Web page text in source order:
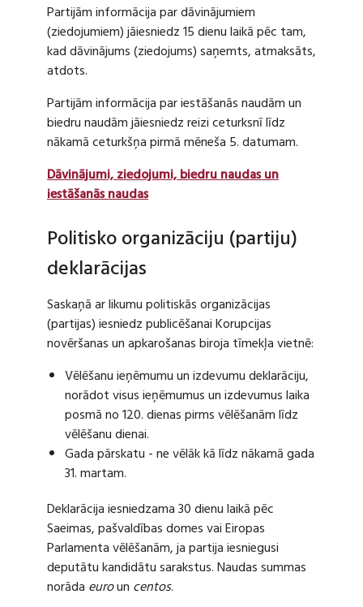
Partijām informācija par dāvinājumiem
(ziedojumiem) jāiesniedz 15 dienu laikā pēc tam,
kad dāvinājums (ziedojums) saņemts, atmaksāts,
atdots.
Partijām informācija par iestāšanās naudām un
biedru naudām jāiesniedz reizi ceturksnī līdz
nākamā ceturkšņa pirmā mēneša 5. datumam.
Dāvinājumi, ziedojumi, biedru naudas un
iestāšanās naudas
Politisko organizāciju (partiju)
deklarācijas
Saskaņā ar likumu politiskās organizācijas
(partijas) iesniedz publicēšanai Korupcijas
novēršanas un apkarošanas biroja tīmekļa vietnē:
Vēlēšanu ieņēmumu un izdevumu deklarāciju,
norādot visus ieņēmumus un izdevumus laika
posmā no 120. dienas pirms vēlēšanām līdz
vēlēšanu dienai.
Gada pārskatu - ne vēlāk kā līdz nākamā gada
31. martam.
Deklarācija iesniedzama 30 dienu laikā pēc
Saeimas, pašvaldības domes vai Eiropas
Parlamenta vēlēšanām, ja partija iesniegusi
deputātu kandidātu sarakstus. Naudas summas
norāda euroun centos.